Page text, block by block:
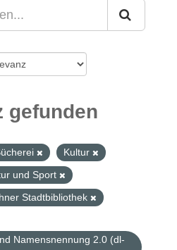
gefunden
Kultur
und Sport
Stadtbibliothek
Namensnennung 2.0 (dl-